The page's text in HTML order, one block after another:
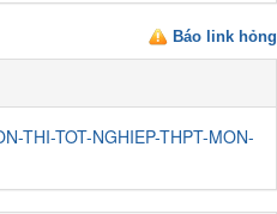
Báo link hỏng
THI-TOT-NGHIEP-THPT-MON-